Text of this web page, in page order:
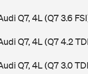
Q7, 4L (Q7 3.6
Q7, 4L (Q7 4.2
Q7, 4L (Q7 3.0